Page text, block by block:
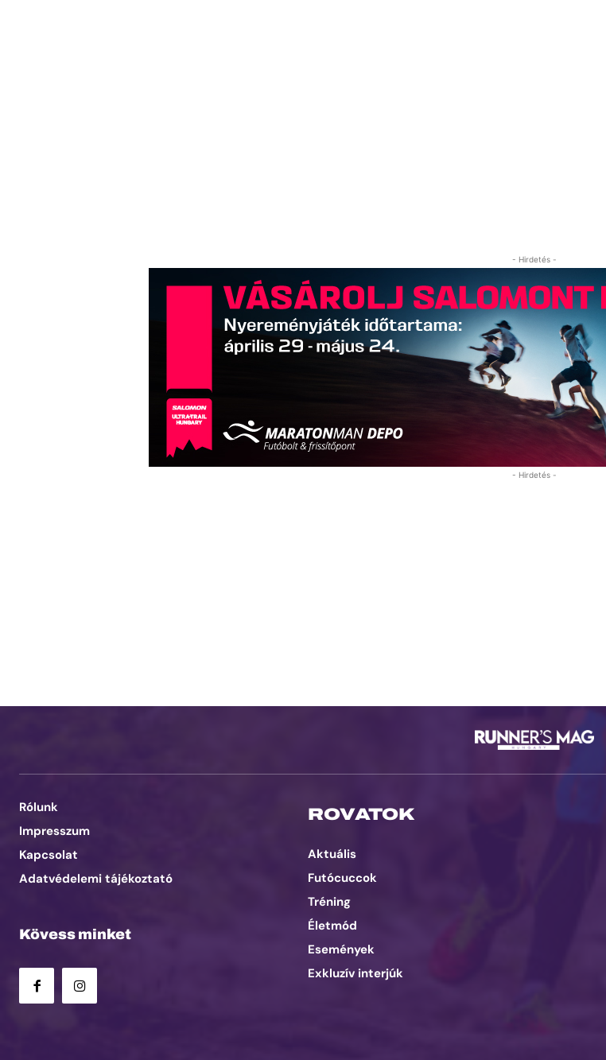
- Hirdetés -
- Hirdetés -
Rólunk
Impresszum
Kapcsolat
Adatvédelemi tájékoztató
Kövess minket
ROVATOK
Aktuális
Futócuccok
Tréning
Életmód
Események
Exkluzív interjúk